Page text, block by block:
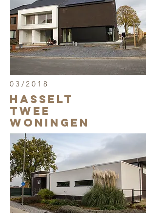
03/2018
Hasselt
twee
woningen